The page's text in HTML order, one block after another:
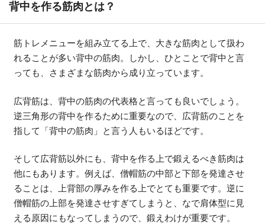
背中を作る筋肉とは？
筋トレメニューを組み立てる上で、大きな筋肉として扱わ
れることが多い背中の筋肉。しかし、ひとことで背中と言
っても、さまざまな筋肉から成り立っています。
広背筋は、背中の筋肉の代表格と言っても良いでしょう。
逆三角形の背中を作るために重要なので、広背筋のことを
指して「背中の筋肉」と言う人もいるほどです。
そして広背筋以外にも、背中を作る上で鍛えるべき筋肉は
他にもあります。例えば、僧帽筋の中部と下部を発達させ
ることは、上背部の厚みを作る上でとても重要です。逆に
僧帽筋の上部を発達させすぎてしまうと、なで肩体型に見
える原因にもなってしまうので、鍛えわけが重要です。